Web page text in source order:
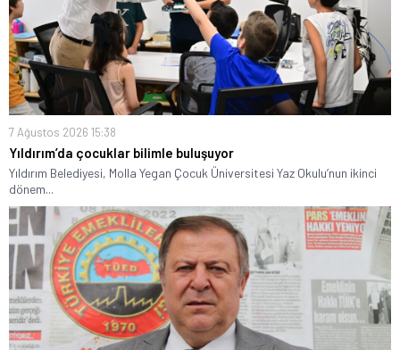
7 Ağustos 2026 15:38
Yıldırım’da çocuklar bilimle buluşuyor
Yıldırım Belediyesi, Molla Yegan Çocuk Üniversitesi Yaz Okulu’nun ikinci
dönem...